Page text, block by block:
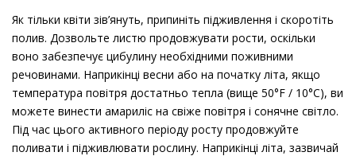
Як тільки квіти зів’януть, припиніть підживлення і скоротіть
полив. Дозвольте листю продовжувати рости, оскільки
воно забезпечує цибулину необхідними поживними
речовинами. Наприкінці весни або на початку літа, якщо
температура повітря достатньо тепла (вище 50°F / 10°C), ви
можете винести амариліс на свіже повітря і сонячне світло.
Під час цього активного періоду росту продовжуйте
поливати і підживлювати рослину. Наприкінці літа, зазвичай